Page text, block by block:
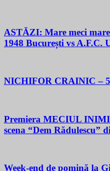
ASTĂZI: Mare meci
1948 București vs A.F.C.
NICHIFOR CRAINIC –
Premiera MECIUL
scena “Dem Rădulescu”
Week-end de pomină la